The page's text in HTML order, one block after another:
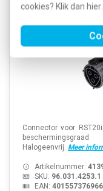
cookies? Klik dan hier
Connector voor
Halogeenvrij. Meer
Artikelnummer:
SKU: 96.031.4253.1
EAN: